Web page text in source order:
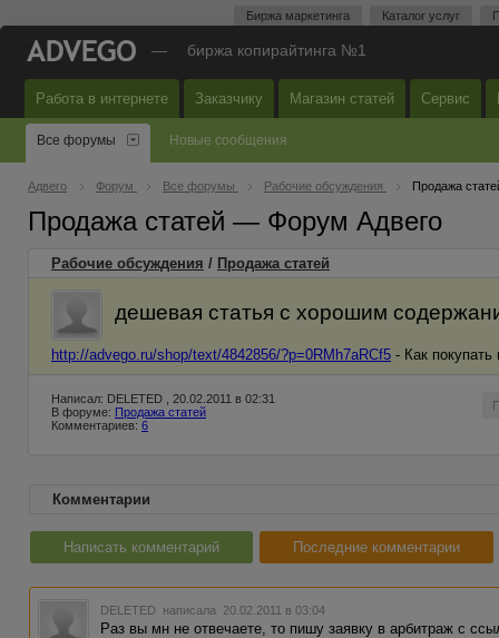
Биржа маркетинга Каталог услуг
— биржа копирайтинга №1
Работа в интернете Заказчику Магазин статей Сервис
Все форумы Новые сообщения
Адвего Форум Все форумы Рабочие обсуждения Продажа
Продажа статей — Форум Адвего
Рабочие обсуждения / Продажа статей
дешевая статья с хорошим
http://advego.ru/shop/text/4842856/?p=0RMh7aRCf5 - Как
Написал: DELETED , 20.02.2011 в 02:31
В форуме: Продажа статей
Комментариев: 6
Комментарии
Написать комментарий Последние комментарии
DELETED написала 20.02.2011 в 03:04
Раз вы мн не отвечаете, то пишу заявку в арбитраж с